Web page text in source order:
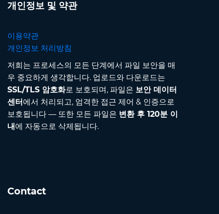
개인정보 및 약관
이용약관
개인정보 처리방침
저희는 프로세스의 모든 단계에서 파일 보안을 매
우 중요하게 생각합니다. 업로드와 다운로드는
SSL/TLS 암호화로 보호되며, 파일은 보안 데이터
센터 에서 처리되고, 엄격한 접근 제어 & 인증으로
보호됩니다 — 또한 모든 파일은 변환 후 120분 이
내 에 자동으로 삭제됩니다.
Contact